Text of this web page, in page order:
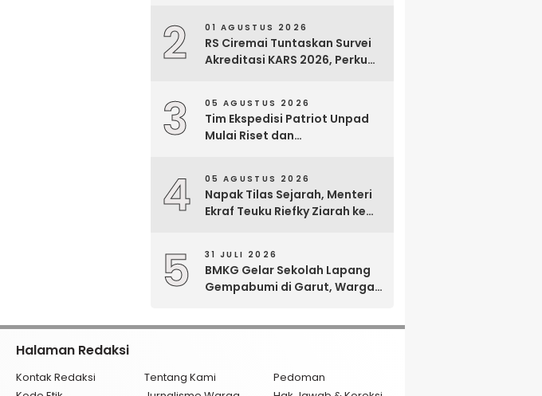
2 01 AGUSTUS 2026
RS Ciremai Tuntaskan Survei
Akreditasi KARS 2026, Perkuat
3 05 AGUSTUS 2026
Tim Ekspedisi Patriot Unpad
Mulai Riset dan
Tomage, Fakfak
4 05 AGUSTUS 2026
Napak Tilas Sejarah, Menteri
Ekraf Teuku Riefky Ziarah ke
5 31 JULI 2026
BMKG Gelar Sekolah Lapang
Gempabumi di Garut, Warga
Halaman Redaksi
Kontak Redaksi Tentang Kami
Pedoman